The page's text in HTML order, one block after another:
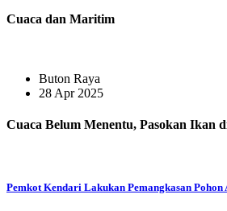
Cuaca dan Maritim
Buton Raya
28 Apr 2025
Cuaca Belum Menentu, Pasokan Ikan
Pemkot Kendari Lakukan Pemangkasan Pohon